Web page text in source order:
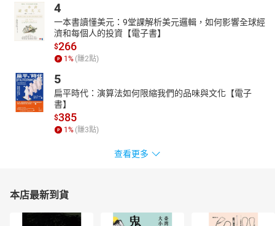
4
一本書讀懂美元：9堂課解析美元邏輯，如何影響全球經
濟和每個人的投資【電子書】
$266
1% (賺2點)
5
扁平時代：演算法如何限縮我們的品味與文化【電子
書】
$385
1% (賺3點)
查看更多
本店最新到貨